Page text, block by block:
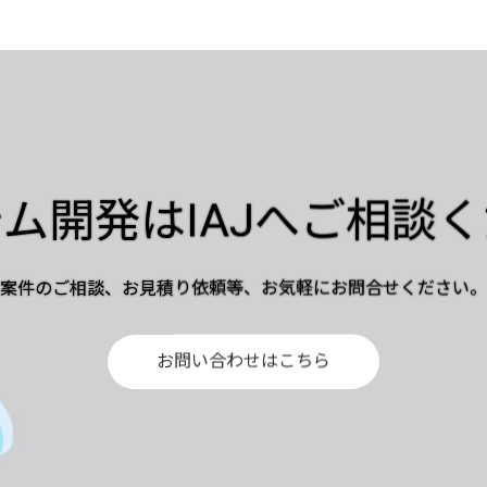
開発はIAJへご相談
案件のご相談、お見積り依頼等、お気軽にお問合せください。
お問い合わせはこちら